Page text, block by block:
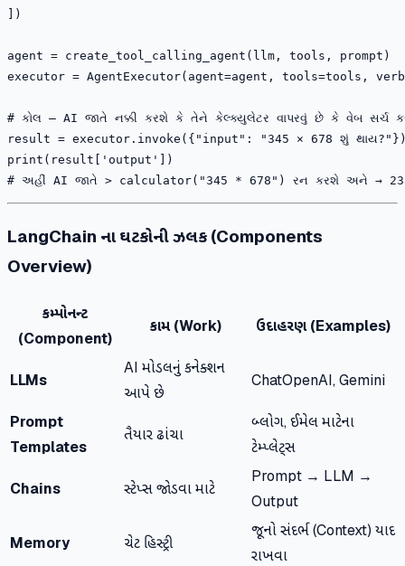
])
agent = create_tool_calling_agent(llm, tools, prompt)
executor = AgentExecutor(agent=agent, tools=tools,
# કોલ — AI જાતે નક્કી કરશે કે તેને કેલ્ક્યુલેટર વાપરવું છે કે વેબ સર્ચ
result = executor.invoke({"input": "345 × 678 શું
print(result['output'])
LangChain ના ઘટકોની ઝલક (Components
Overview)
કમ્પોનન્ટ
(Component)
કામ (Work) ઉદાહરણ (Examples)
LLMs
AI મોડલનું કનેક્શન
આપે છે
ChatOpenAI, Gemini
Prompt
Templates
તૈયાર ઢાંચા
બ્લોગ, ઈમેલ માટેના
ટેમ્પ્લેટ્સ
Chains સ્ટેપ્સ જોડવા માટે
Prompt → LLM →
Output
Memory ચેટ હિસ્ટ્રી
જૂનો સંદર્ભ (Context) યાદ
રાખવા